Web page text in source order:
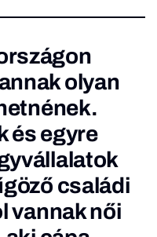
olyan
és egyre
családi
vannak női